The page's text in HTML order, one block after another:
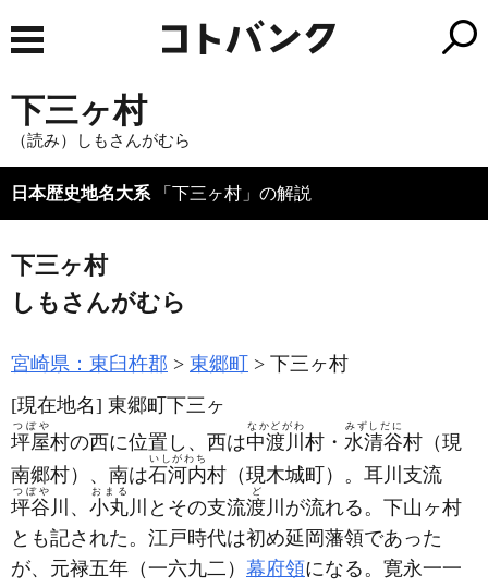
下三ヶ村
（読み）しもさんがむら
日本歴史地名大系 「下三ヶ村」の解説
下三ヶ村
しもさんがむら
宮崎県：東臼杵郡 東郷町
下三ヶ村
[現在地名] 東郷町下三ヶ
坪屋
つぼや
村の西に位置し、西は中渡川
なかどがわ
村・ 水清谷
みずしだに
村 （現
南郷村） 、南は石河内
いしがわち
村 （現木城町） 。耳川支流
坪谷
つぼや
川、 小丸
おまる
川とその支流渡
ど
川が流れる。下山ヶ村
とも記された。江戸時代は初め延岡藩領であった
が、元禄五年 （一六九二） 幕府領になる。寛永一一